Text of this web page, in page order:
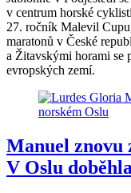
v centrum horské
27. ročník Malevil
maratonů v České
a Žitavskými horami se
evropských zemí.
Manuel znovu
V Oslu